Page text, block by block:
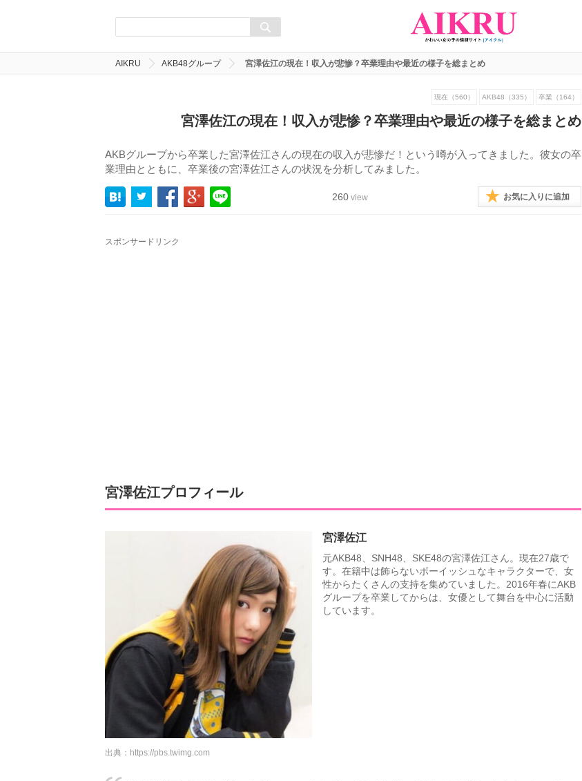
AIKRU AKB48グループ 宮澤佐江の現在！収入が悲惨？卒業理由や最近の様子を総まとめ
現在（560） AKB48（335） 卒業（164）
宮澤佐江の現在！収入が悲惨？卒業理由や最近の様子を総まとめ
AKBグループから卒業した宮澤佐江さんの現在の収入が悲惨だ！という噂が入ってきました。彼女の卒
業理由とともに、卒業後の宮澤佐江さんの状況を分析してみました。
260 view お気に入りに追加
スポンサードリンク
宮澤佐江プロフィール
宮澤佐江
元AKB48、SNH48、SKE48の宮澤佐江さん。現在27歳で
す。在籍中は飾らないボーイッシュなキャラクターで、女
性からたくさんの支持を集めていました。2016年春にAKB
グループを卒業してからは、女優として舞台を中心に活動
しています。
出典： https://pbs.twimg.com